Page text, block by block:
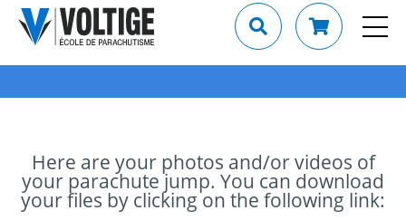
Here are your photos and/or videos of
your parachute jump. You can download
your files by clicking on the following link: